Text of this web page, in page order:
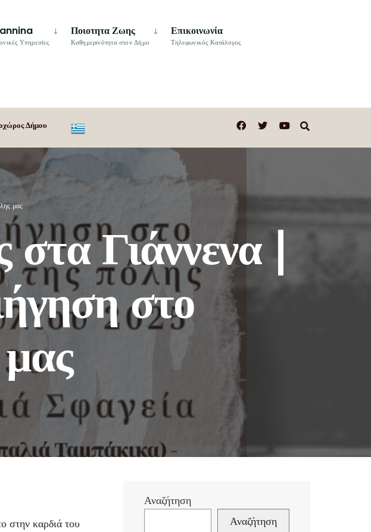
Υπηρεσίες
Ποιοτητα Ζωης
Καθημερινότητα στον Δήμο
Επικοινωνία
Τηλεφωνικός Κατάλογος
Δήμου
μας
στα Γιάννενα |
στο
στην καρδιά του
Αναζήτηση
Αναζήτηση